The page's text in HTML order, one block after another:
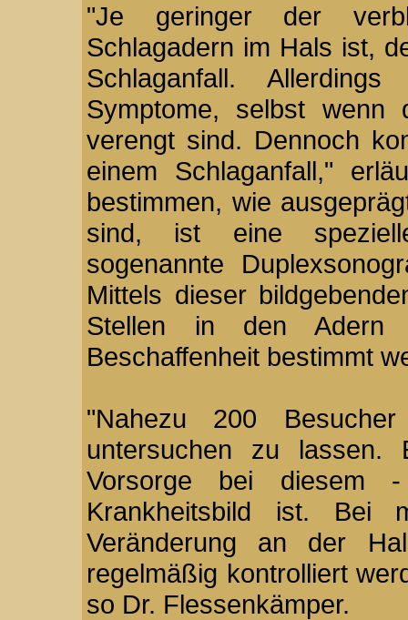
"Je geringer der
Schlagadern im Hals ist,
Schlaganfall.
Symptome, selbst
verengt sind. Dennoch
einem Schlaganfall,"
bestimmen, wie
sind, ist eine
sogenannte
Mittels dieser
Stellen in den Adern
Beschaffenheit bestimmt
"Nahezu 200
untersuchen zu
Vorsorge bei diesem
Krankheitsbild ist.
Veränderung an der
regelmäßig kontrolliert
so Dr. Flessenkämper.